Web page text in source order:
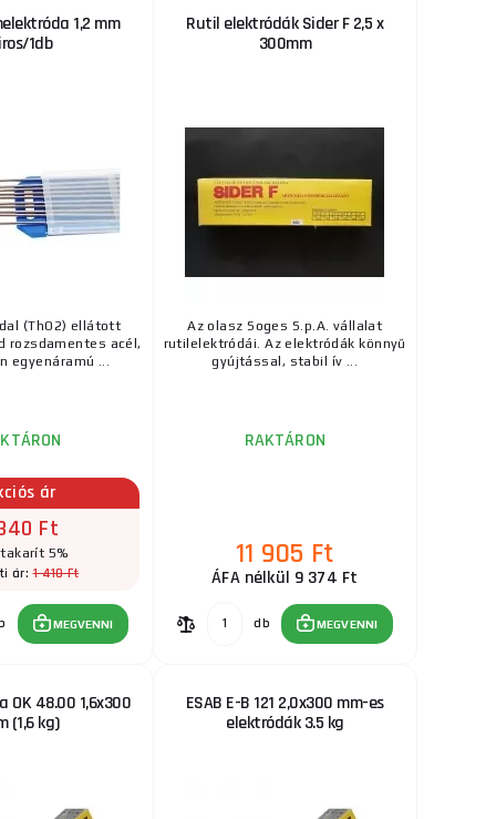
megőrzi a
RAKTÁRON
ks
öntvények
...
ks
2 295 Ft
1db 250 Ft
öntvények
...
ks MEGVENNI
1 230 Ft
RAKTÁRON
5 320 Ft
1,2 mm
1db
(ThO2) ellátott
rozsdamentes acél,
egyenáramú ...
ár
Ft
5%
ár:1 410 Ft
MEGVENNI
Rutil elektródák Sider F 2,5 x
300mm
Az olasz Soges S.p.A. vállalat
rutilelektródái. Az elektródák könnyű
gyújtással, stabil ív ...
RAKTÁRON
11 905 Ft
ÁFA nélkül 9 374 Ft
db MEGVENNI
OK 48.00 1,6x300
(1,6 kg)
ESAB E-B 121 2,0x300 mm-es
elektródák 3.5 kg